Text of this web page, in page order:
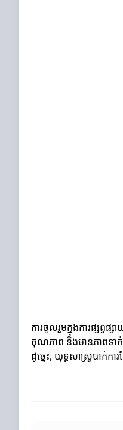
ការចូលរួមក្នុងការផ្សព្វ
គុណភាព និងមានភាពទា
ដូច្នេះ, យុទ្ធសាស្ត្របាក់